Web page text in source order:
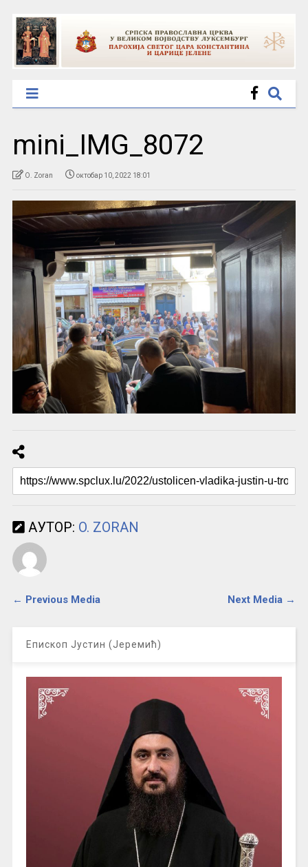
mini_IMG_8072
O. Zoran октобар 10, 2022 18:01
АУТОР: O. ZORAN
← Previous Media Next Media →
Епископ Јустин (Јеремић)